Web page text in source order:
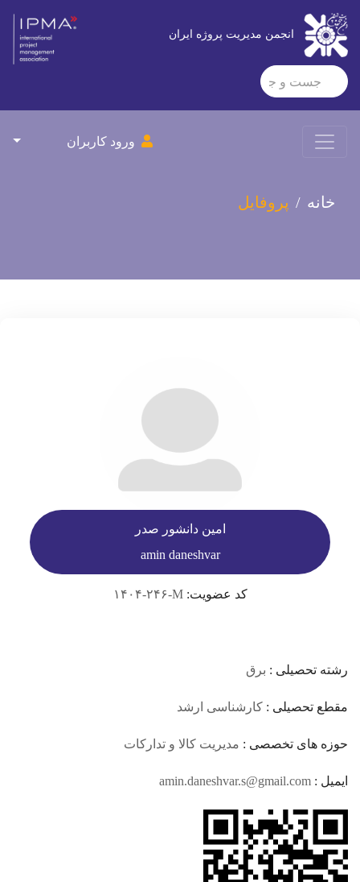
انجمن مدیریت پروژه ایران
ورود کاربران
خانه پروفایل
امین دانشور صدر
amin daneshvar
کد عضویت:۱۴۰۴-۲۴۶-M
رشته تحصیلی : برق
مقطع تحصیلی : کارشناسی ارشد
حوزه های تخصصی : مدیریت کالا و تدارکات
ایمیل : amin.daneshvar.s@gmail.com